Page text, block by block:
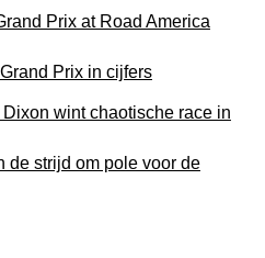
Prix at Road America
Prix in cijfers
wint chaotische race in
de strijd om pole voor de